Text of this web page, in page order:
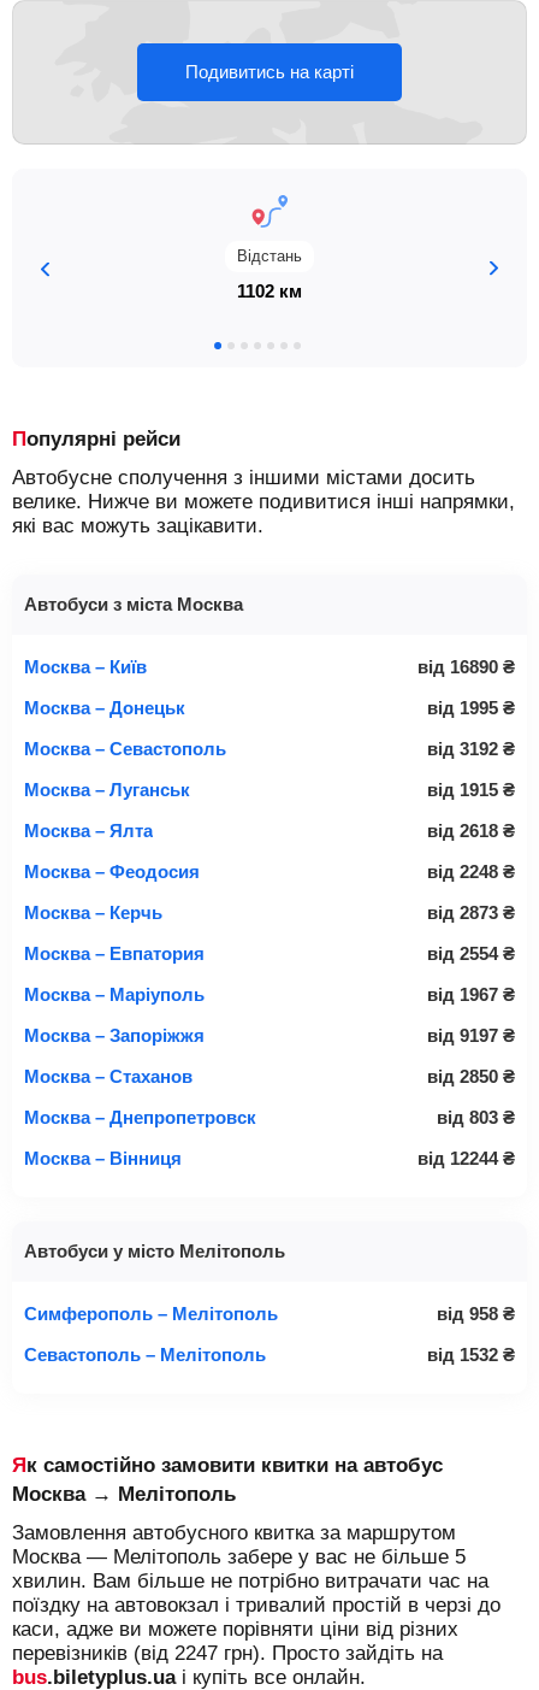
Подивитись на карті
Відстань
1102 км
Популярні рейси
Автобусне сполучення з іншими містами досить
велике. Нижче ви можете подивитися інші напрямки,
які вас можуть зацікавити.
Автобуси з міста Москва
Москва – Київ від 16890 ₴
Москва – Донецьк
від 1995 ₴
Москва – Севастополь
від 3192 ₴
Москва – Луганськ
від 1915 ₴
Москва – Ялта
від 2618 ₴
Москва – Феодосия
від 2248 ₴
Москва – Керчь
від 2873 ₴
Москва – Евпатория
від 2554 ₴
Москва – Маріуполь
від 1967 ₴
Москва – Запоріжжя
від 9197 ₴
Москва – Стаханов
від 2850 ₴
Москва – Днепропетровск
від 803 ₴
Москва – Вінниця
від 12244 ₴
Автобуси у місто Мелітополь
Симферополь – Мелітополь від 958 ₴
Севастополь – Мелітополь
від 1532 ₴
Як самостійно замовити квитки на автобус
Москва → Мелітополь
Замовлення автобусного квитка за маршрутом
Москва — Мелітополь забере у вас не більше 5
хвилин. Вам більше не потрібно витрачати час на
поїздку на автовокзал і тривалий простій в черзі до
каси, адже ви можете порівняти ціни від різних
перевізників (від 2247 грн). Просто зайдіть на
bus.biletyplus.uaі купіть все онлайн.